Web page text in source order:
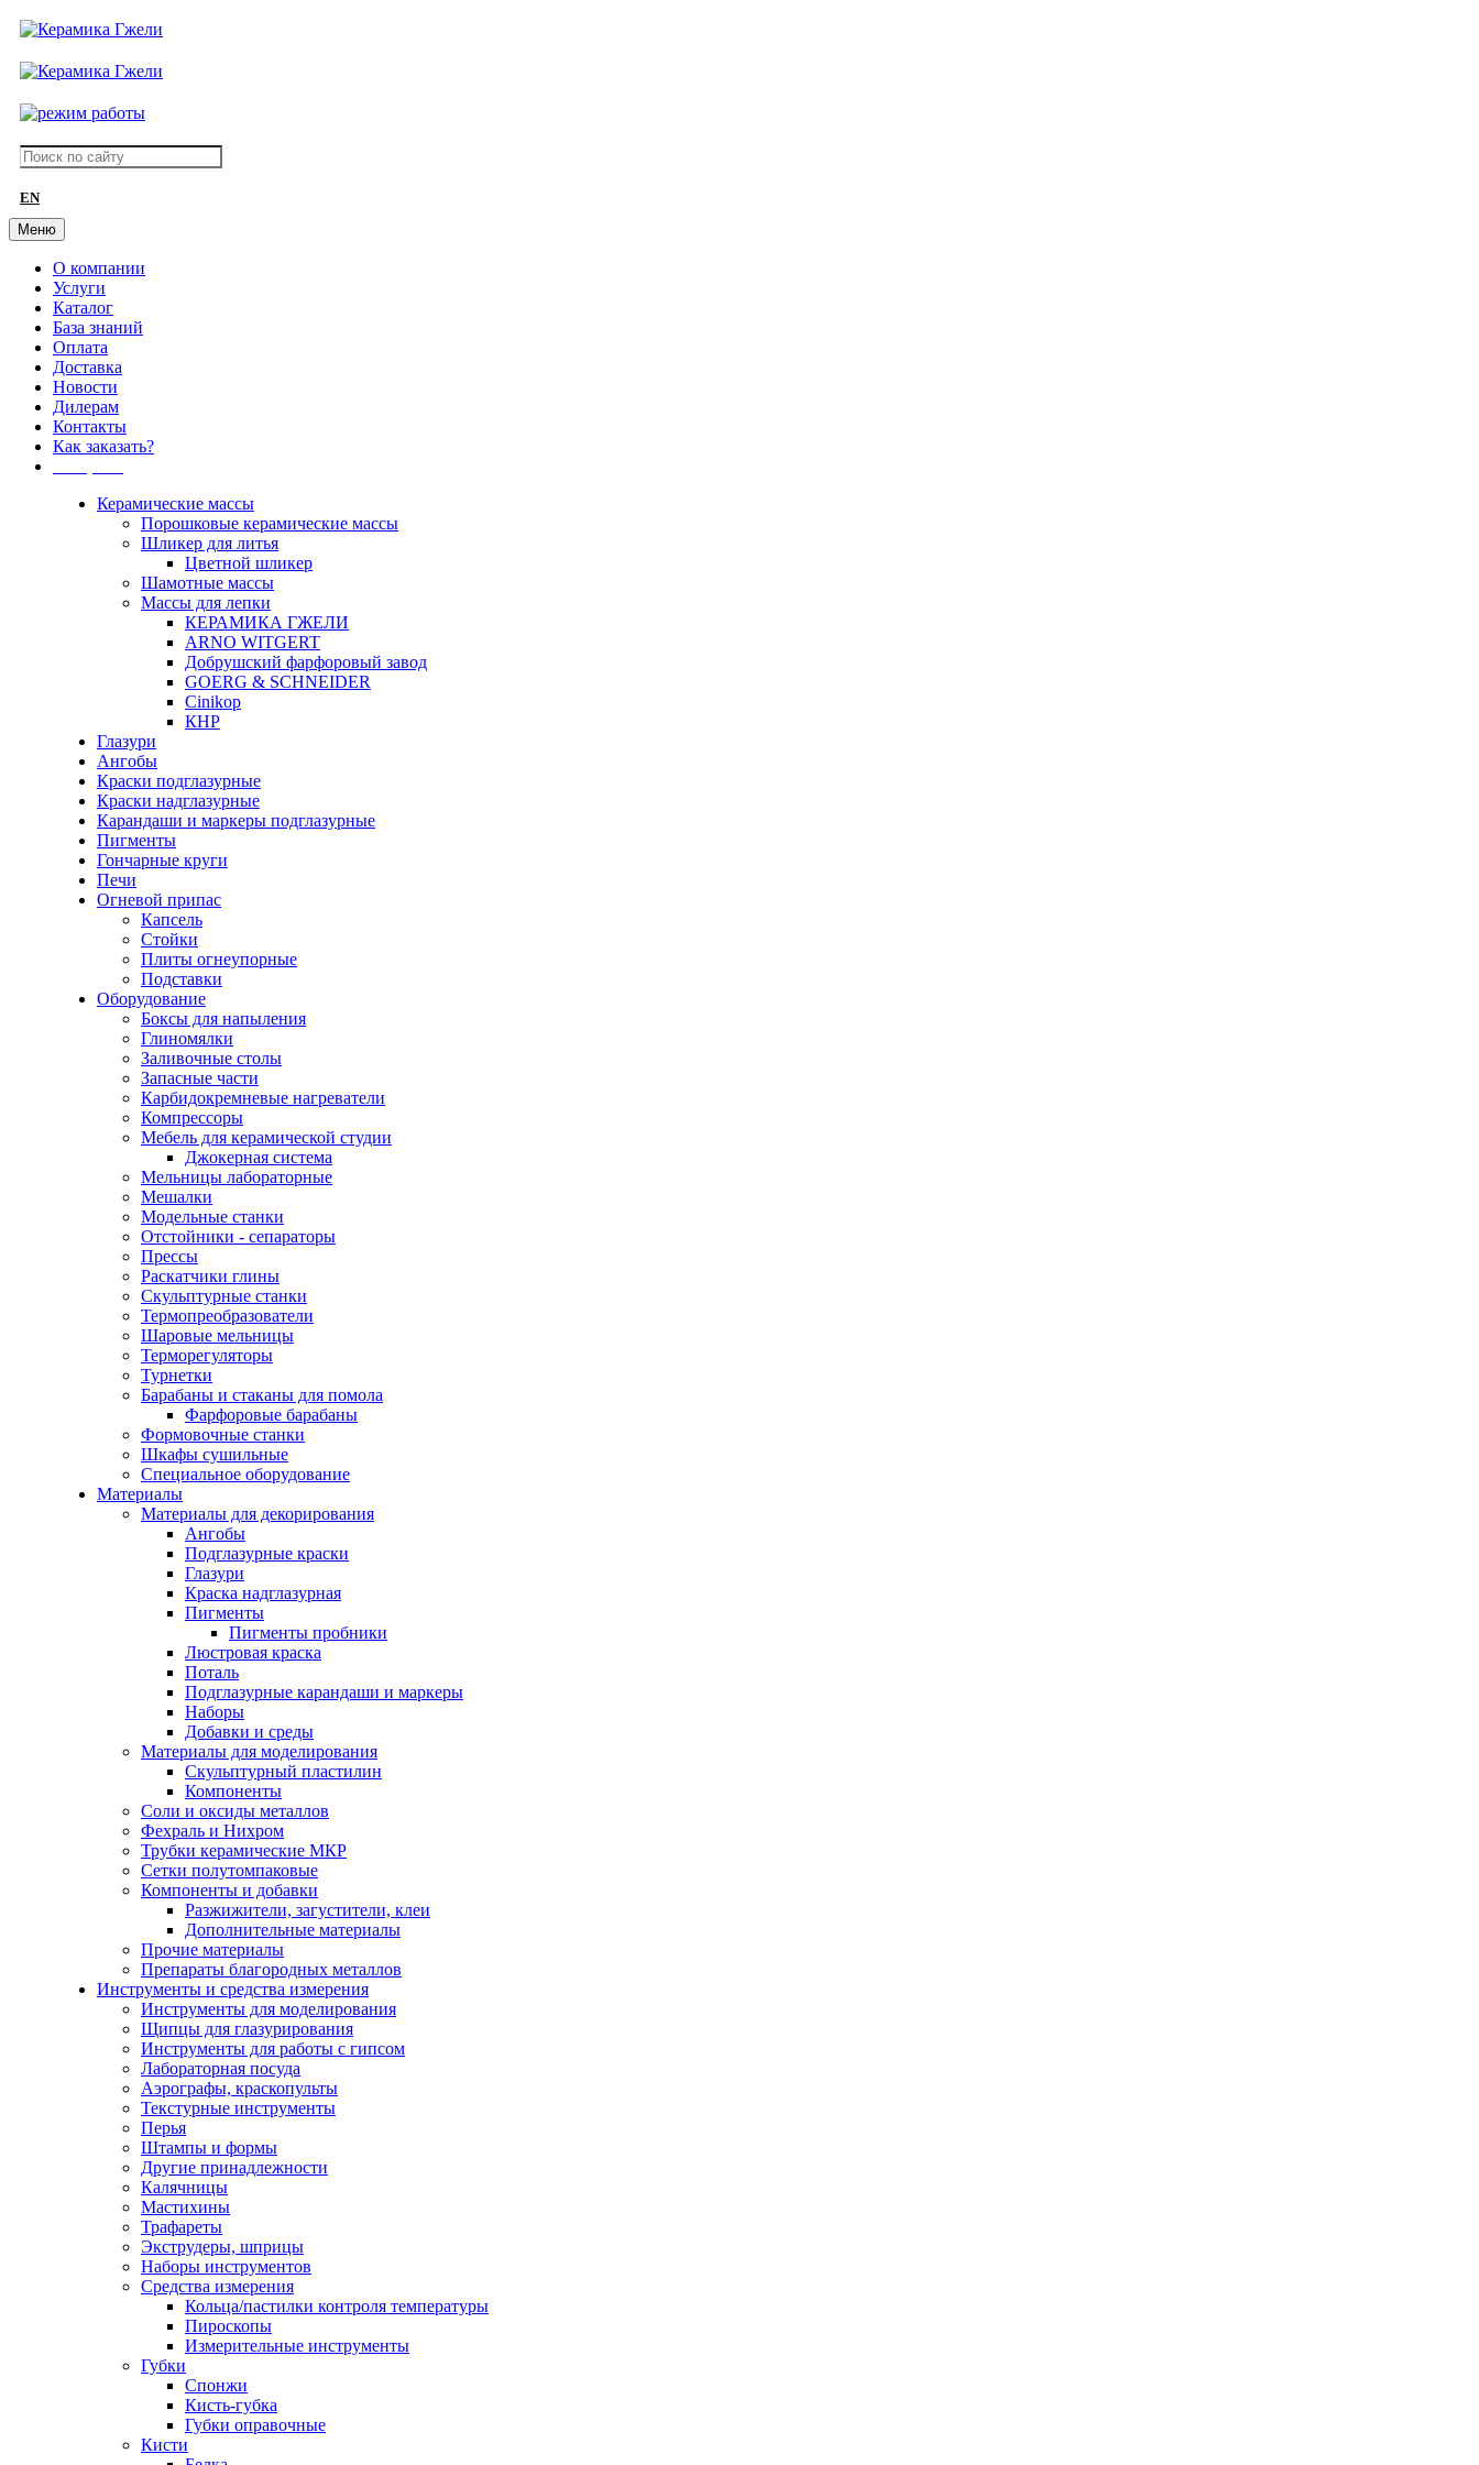
EN
Меню
О компании
Услуги
Каталог
База знаний
Оплата
Доставка
Новости
Дилерам
Контакты
Как заказать?
Керамические массы
Порошковые керамические массы
Шликер для литья
Цветной шликер
Шамотные массы
Массы для лепки
КЕРАМИКА ГЖЕЛИ
ARNO WITGERT
Добрушский фарфоровый завод
GOERG & SCHNEIDER
Cinikop
КНР
Глазури
Ангобы
Краски подглазурные
Краски надглазурные
Карандаши и маркеры подглазурные
Пигменты
Гончарные круги
Печи
Огневой припас
Капсель
Стойки
Плиты огнеупорные
Подставки
Оборудование
Боксы для напыления
Глиномялки
Заливочные столы
Запасные части
Карбидокремневые нагреватели
Компрессоры
Мебель для керамической студии
Джокерная система
Мельницы лабораторные
Мешалки
Модельные станки
Отстойники - сепараторы
Прессы
Раскатчики глины
Скульптурные станки
Термопреобразователи
Шаровые мельницы
Терморегуляторы
Турнетки
Барабаны и стаканы для помола
Фарфоровые барабаны
Формовочные станки
Шкафы сушильные
Специальное оборудование
Материалы
Материалы для декорирования
Ангобы
Подглазурные краски
Глазури
Краска надглазурная
Пигменты
Пигменты пробники
Люстровая краска
Поталь
Подглазурные карандаши и маркеры
Наборы
Добавки и среды
Материалы для моделирования
Скульптурный пластилин
Компоненты
Соли и оксиды металлов
Фехраль и Нихром
Трубки керамические МКР
Сетки полутомпаковые
Компоненты и добавки
Разжижители, загустители, клеи
Дополнительные материалы
Прочие материалы
Препараты благородных металлов
Инструменты и средства измерения
Инструменты для моделирования
Щипцы для глазурирования
Инструменты для работы с гипсом
Лабораторная посуда
Аэрографы, краскопульты
Текстурные инструменты
Перья
Штампы и формы
Другие принадлежности
Калячницы
Мастихины
Трафареты
Экструдеры, шприцы
Наборы инструментов
Средства измерения
Кольца/пастилки контроля температуры
Пироскопы
Измерительные инструменты
Губки
Спонжи
Кисть-губка
Губки оправочные
Кисти